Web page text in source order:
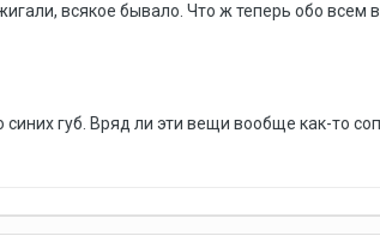
всякое бывало. Что ж теперь обо всем
губ. Вряд ли эти вещи вообще как-то